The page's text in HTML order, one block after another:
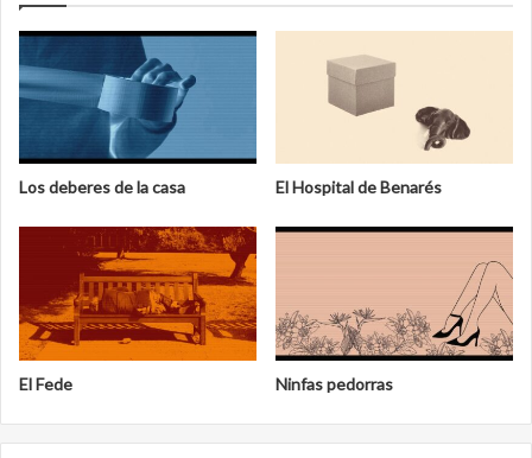
Los deberes de la casa El Hospital de Benarés
El Fede Ninfas pedorras